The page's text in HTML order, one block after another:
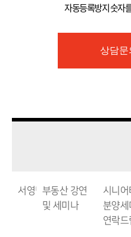
자동등록방지 숫자
상담문
서영민부동산 강연
및 세미나
시니어
분양
연락